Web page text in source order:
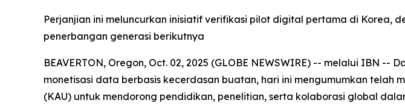
Perjanjian ini meluncurkan inisiatif verifikasi pilot digital pertama di Korea,
penerbangan generasi berikutnya
BEAVERTON, Oregon, Oct. 02, 2025 (GLOBE NEWSWIRE) -- melalui IBN
monetisasi data berbasis kecerdasan buatan, hari ini mengumumkan
(KAU) untuk mendorong pendidikan, penelitian, serta kolaborasi global